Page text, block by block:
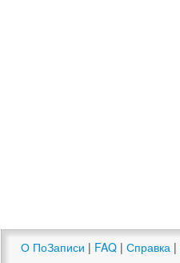
О ПоЗаписи | FAQ | Справка |